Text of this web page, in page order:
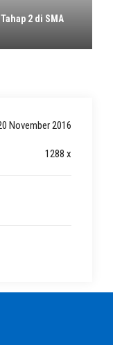
2 di SMA
November 2016
1288 x